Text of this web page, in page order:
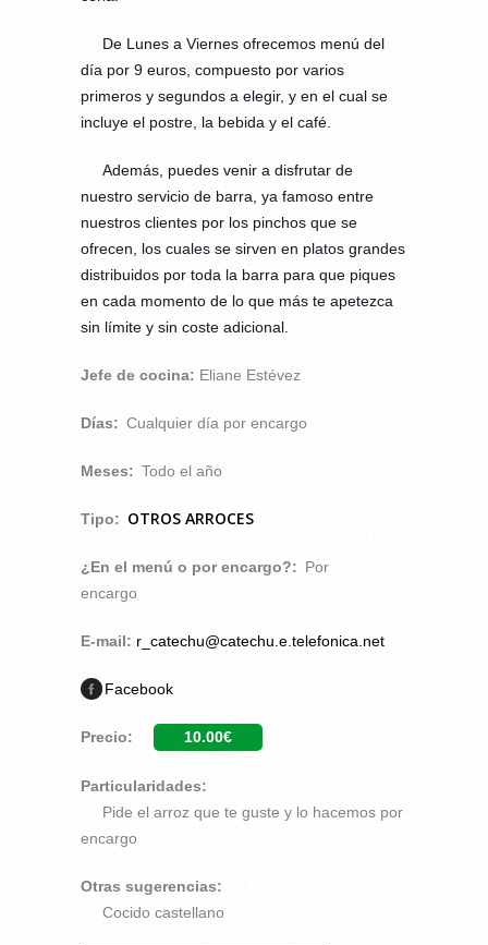
De Lunes a Viernes ofrecemos menú del
día por 9 euros, compuesto por varios
primeros y segundos a elegir, y en el cual se
incluye el postre, la bebida y el café.
Además, puedes venir a disfrutar de
nuestro servicio de barra, ya famoso entre
nuestros clientes por los pinchos que se
ofrecen, los cuales se sirven en platos grandes
distribuidos por toda la barra para que piques
en cada momento de lo que más te apetezca
sin límite y sin coste adicional.
Jefe de cocina: Eliane Estévez
Días: Cualquier día por encargo
Meses: Todo el año
Tipo: OTROS ARROCES
¿En el menú o por encargo?: Por
encargo
E-mail: r_catechu@catechu.e.telefonica.net
Facebook
Precio: 10.00€
Particularidades:
Pide el arroz que te guste y lo hacemos por
encargo
Otras sugerencias:
Cocido castellano